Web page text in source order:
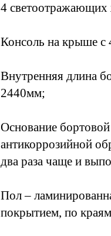
4 светоотражающих
Консоль на крыше с
Внутренняя длина
2440мм;
Основание
антикоррозийной
два раза чаще и
Пол –
покрытием, по